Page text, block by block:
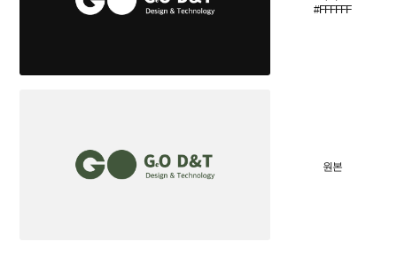
#FFFFFF
원본